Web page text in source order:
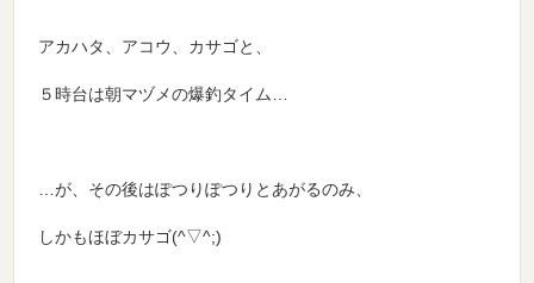
アカハタ、アコウ、カサゴと、
５時台は朝マヅメの爆釣タイム…
…が、その後はぽつりぽつりとあがるのみ、
しかもほぼカサゴ(^▽^;)